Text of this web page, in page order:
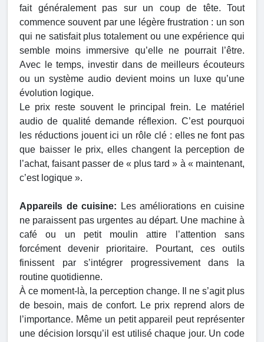
fait généralement pas sur un coup de tête. Tout
commence souvent par une légère frustration : un son
qui ne satisfait plus totalement ou une expérience qui
semble moins immersive qu’elle ne pourrait l’être.
Avec le temps, investir dans de meilleurs écouteurs
ou un système audio devient moins un luxe qu’une
évolution logique.
Le prix reste souvent le principal frein. Le matériel
audio de qualité demande réflexion. C’est pourquoi
les réductions jouent ici un rôle clé : elles ne font pas
que baisser le prix, elles changent la perception de
l’achat, faisant passer de « plus tard » à « maintenant,
c’est logique ».
Appareils de cuisine:
Les améliorations en cuisine
ne paraissent pas urgentes au départ. Une machine à
café ou un petit moulin attire l’attention sans
forcément devenir prioritaire. Pourtant, ces outils
finissent par s’intégrer progressivement dans la
routine quotidienne.
À ce moment-là, la perception change. Il ne s’agit plus
de besoin, mais de confort. Le prix reprend alors de
l’importance. Même un petit appareil peut représenter
une décision lorsqu’il est utilisé chaque jour. Un code